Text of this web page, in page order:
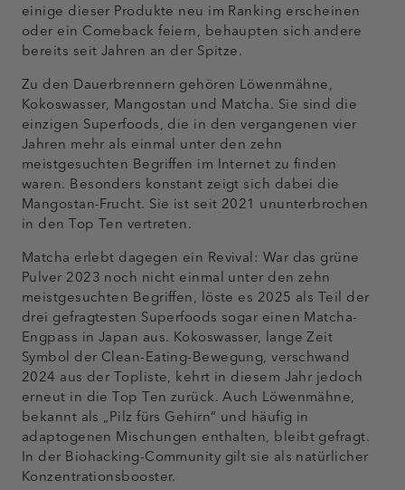
einige dieser Produkte neu im Ranking erscheinen
oder ein Comeback feiern, behaupten sich andere
bereits seit Jahren an der Spitze.
Zu den Dauerbrennern gehören Löwenmähne,
Kokoswasser, Mangostan und Matcha. Sie sind die
einzigen Superfoods, die in den vergangenen vier
Jahren mehr als einmal unter den zehn
meistgesuchten Begriffen im Internet zu finden
waren. Besonders konstant zeigt sich dabei die
Mangostan-Frucht. Sie ist seit 2021 ununterbrochen
in den Top Ten vertreten.
Matcha erlebt dagegen ein Revival: War das grüne
Pulver 2023 noch nicht einmal unter den zehn
meistgesuchten Begriffen, löste es 2025 als Teil der
drei gefragtesten Superfoods sogar einen Matcha-
Engpass in Japan aus. Kokoswasser, lange Zeit
Symbol der Clean-Eating-Bewegung, verschwand
2024 aus der Topliste, kehrt in diesem Jahr jedoch
erneut in die Top Ten zurück. Auch Löwenmähne,
bekannt als „Pilz fürs Gehirn“ und häufig in
adaptogenen Mischungen enthalten, bleibt gefragt.
In der Biohacking-Community gilt sie als natürlicher
Konzentrationsbooster.